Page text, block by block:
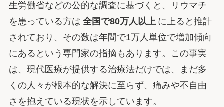
生労働省などの公的な調査に基づくと、リウマチ
を患っている方は 全国で80万人以上 に上ると推計
されており、その数は年間で1万人単位で増加傾向
にあるという専門家の指摘もあります。この事実
は、現代医療が提供する治療法だけでは、まだ多
くの人々が根本的な解決に至らず、痛みや不自由
さを抱えている現状を示しています。